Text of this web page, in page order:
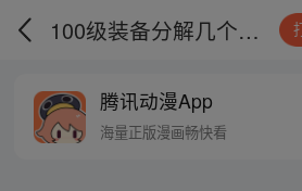
100级装备分解几个吸附石
腾讯动漫App
海量正版漫画畅快看